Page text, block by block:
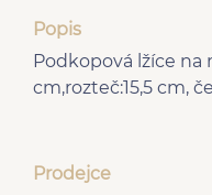
Popis
Podkopová lžíce na
cm,rozteč:15,5 cm,
Prodejce